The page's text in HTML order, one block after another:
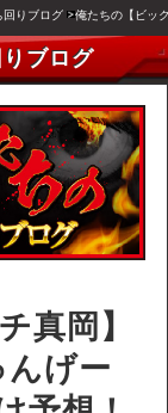
回りブログ 俺たちの【ビッ
ブログ
真岡】
げー